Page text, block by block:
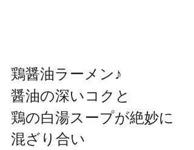
鶏醤油ラーメン♪
醤油の深いコクと
鶏の白湯スープが絶妙に
混ざり合い